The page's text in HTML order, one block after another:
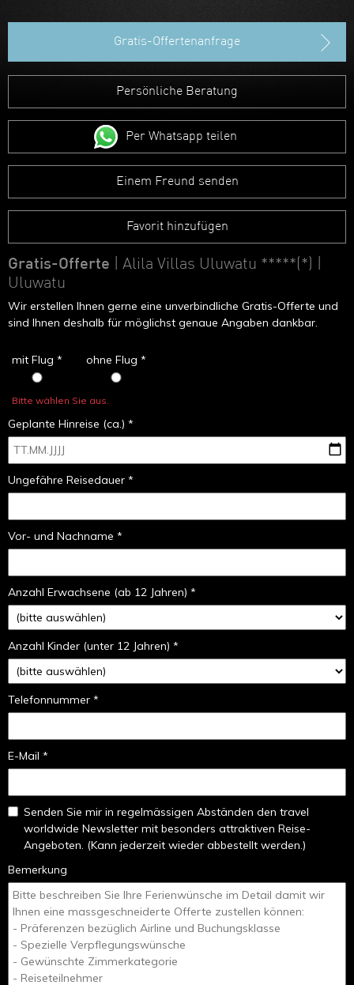
Gratis-Offertenanfrage
Persönliche Beratung
Per Whatsapp teilen
Einem Freund senden
Favorit hinzufügen
Gratis-Offerte | Alila Villas Uluwatu *****(*)
Uluwatu
Wir erstellen Ihnen gerne eine unverbindliche Gratis-Offerte und
sind Ihnen deshalb für möglichst genaue Angaben dankbar.
mit Flug * ohne Flug *
Bitte wählen Sie aus.
Geplante Hinreise (ca.) *
Ungefähre Reisedauer *
Vor- und Nachname *
Anzahl Erwachsene (ab 12 Jahren) *
Anzahl Kinder (unter 12 Jahren) *
Telefonnummer *
E-Mail *
Senden Sie mir in regelmässigen Abständen den travel
worldwide Newsletter mit besonders attraktiven Reise-
Angeboten. (Kann jederzeit wieder abbestellt werden.)
Bemerkung